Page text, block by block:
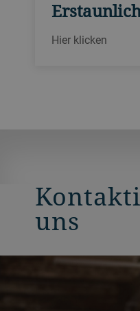
Hier klicken
uns